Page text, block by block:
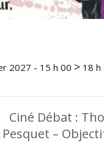
2027 - 15 h 00 > 18 h
Ciné Débat :
Pesquet –